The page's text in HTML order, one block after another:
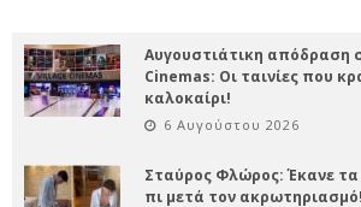
Αυγουστιάτικη απόδραση
Cinemas: Οι ταινίες που
καλοκαίρι!
6 Αυγούστου 2026
Σταύρος Φλώρος: Έκανε
πι μετά τον ακρωτηριασμό!